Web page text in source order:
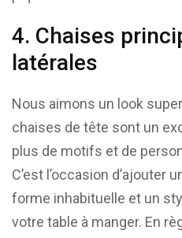
4. Chaises
latérales
Nous aimons un look
chaises de tête sont un
plus de motifs et de
C’est l’occasion d’ajouter
forme inhabituelle et un
votre table à manger. En